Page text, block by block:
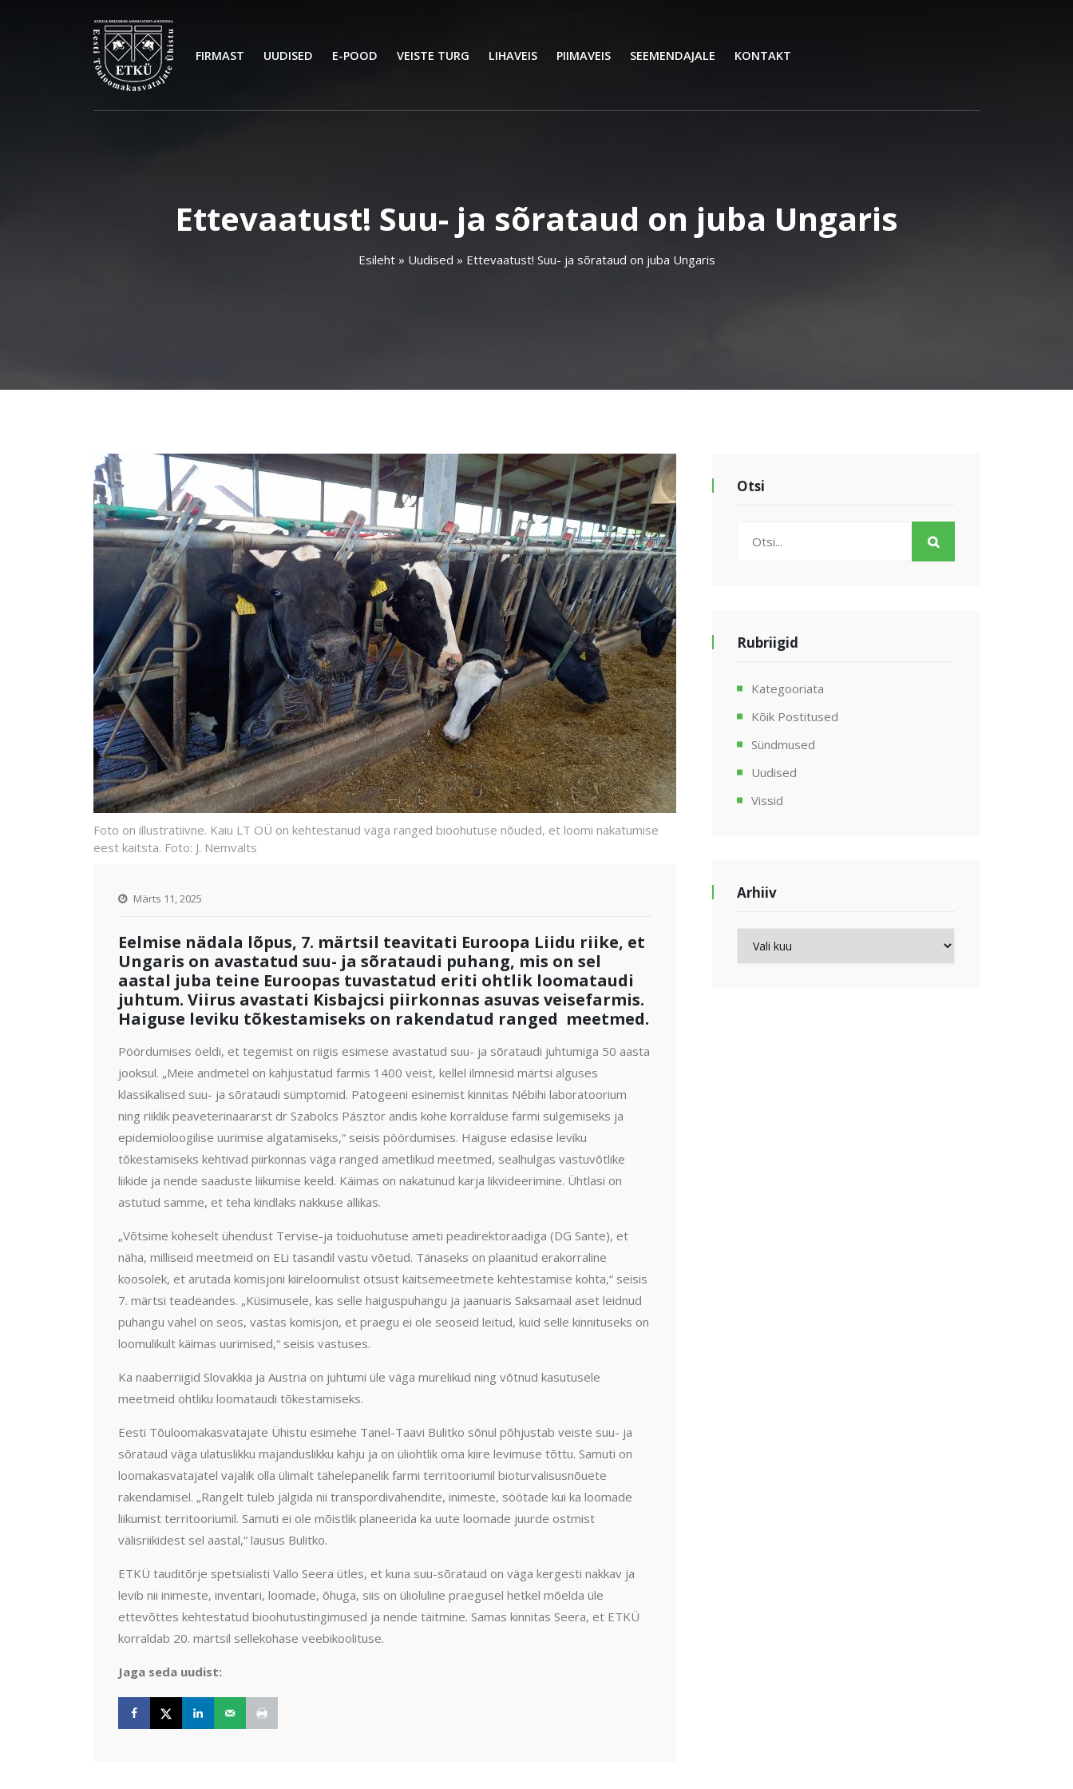
FIRMAST UUDISED E-POOD VEISTE TURG LIHAVEIS PIIMAVEIS SEEMENDAJALE KONTAKT
Ettevaatust! Suu- ja sõrataud on juba Ungaris
Esileht» Uudised » Ettevaatust! Suu- ja sõrataud on juba Ungaris
Foto on illustratiivne. Kaiu LT OÜ on kehtestanud väga ranged bioohutuse nõuded, et loomi nakatumise
eest kaitsta. Foto: J. Nemvalts
Märts 11, 2025
Eelmise nädala lõpus, 7. märtsil teavitati Euroopa Liidu riike, et
Ungaris on avastatud suu- ja sõrataudi puhang, mis on sel
aastal juba teine Euroopas tuvastatud eriti ohtlik loomataudi
juhtum. Viirus avastati Kisbajcsi piirkonnas asuvas veisefarmis.
Haiguse leviku tõkestamiseks on rakendatud ranged meetmed.
Pöördumises öeldi, et tegemist on riigis esimese avastatud suu- ja sõrataudi juhtumiga 50 aasta
jooksul. „Meie andmetel on kahjustatud farmis 1400 veist, kellel ilmnesid märtsi alguses
klassikalised suu- ja sõrataudi sümptomid. Patogeeni esinemist kinnitas Nébihi laboratoorium
ning riiklik peaveterinaararst dr Szabolcs Pásztor andis kohe korralduse farmi sulgemiseks ja
epidemioloogilise uurimise algatamiseks,“ seisis pöördumises. Haiguse edasise leviku
tõkestamiseks kehtivad piirkonnas väga ranged ametlikud meetmed, sealhulgas vastuvõtlike
liikide ja nende saaduste liikumise keeld. Käimas on nakatunud karja likvideerimine. Ühtlasi on
astutud samme, et teha kindlaks nakkuse allikas.
„Võtsime koheselt ühendust Tervise-ja toiduohutuse ameti peadirektoraadiga (DG Sante), et
näha, milliseid meetmeid on ELi tasandil vastu võetud. Tänaseks on plaanitud erakorraline
koosolek, et arutada komisjoni kiireloomulist otsust kaitsemeetmete kehtestamise kohta,“ seisis
7. märtsi teadeandes. „Küsimusele, kas selle haiguspuhangu ja jaanuaris Saksamaal aset leidnud
puhangu vahel on seos, vastas komisjon, et praegu ei ole seoseid leitud, kuid selle kinnituseks on
loomulikult käimas uurimised,“ seisis vastuses.
Ka naaberriigid Slovakkia ja Austria on juhtumi üle väga murelikud ning võtnud kasutusele
meetmeid ohtliku loomataudi tõkestamiseks.
Eesti Tõuloomakasvatajate Ühistu esimehe Tanel-Taavi Bulitko sõnul põhjustab veiste suu- ja
sõrataud väga ulatuslikku majanduslikku kahju ja on üliohtlik oma kiire levimuse tõttu. Samuti on
loomakasvatajatel vajalik olla ülimalt tähelepanelik farmi territooriumil bioturvalisusnõuete
rakendamisel. „Rangelt tuleb jälgida nii transpordivahendite, inimeste, söötade kui ka loomade
liikumist territooriumil. Samuti ei ole mõistlik planeerida ka uute loomade juurde ostmist
välisriikidest sel aastal,“ lausus Bulitko.
ETKÜ tauditõrje spetsialisti Vallo Seera ütles, et kuna suu-sõrataud on väga kergesti nakkav ja
levib nii inimeste, inventari, loomade, õhuga, siis on ülioluline praegusel hetkel mõelda üle
ettevõttes kehtestatud bioohutustingimused ja nende täitmine. Samas kinnitas Seera, et ETKÜ
korraldab 20. märtsil sellekohase veebikoolituse.
Jaga seda uudist:
Otsi
Rubriigid
Kategooriata
Kõik Postitused
Sündmused
Uudised
Vissid
Arhiiv